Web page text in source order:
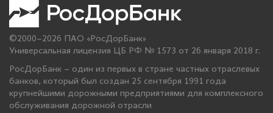
©2000–2026 ПАО «РосДорБанк»
Универсальная лицензия ЦБ РФ № 1573 от 26 января 2018 г.
РосДорБанк – один из первых в стране частных отраслевых
банков, который был создан 25 сентября 1991 года
крупнейшими дорожными предприятиями для комплексного
обслуживания дорожной отрасли